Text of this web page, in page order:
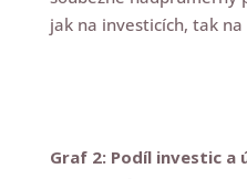
jak na investicích, tak na
Graf 2: Podíl investic a